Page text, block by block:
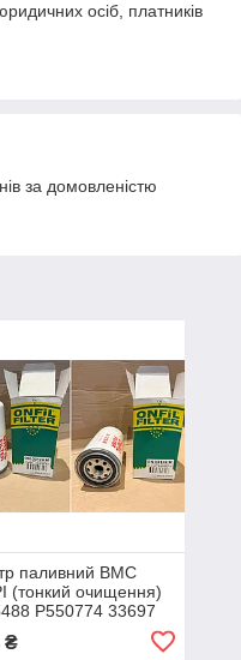
осіб, платників
за домовленістю
паливний BMC
(тонкий очищення)
P550774 33697
₴